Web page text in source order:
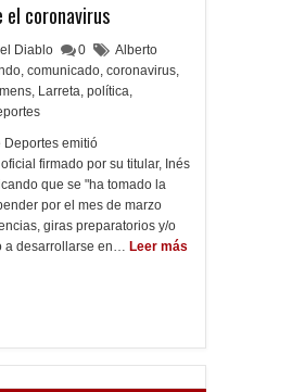
coronavirus
Diablo 0
Alberto
, comunicado, coronavirus,
, Larreta, política,
Deportes emitió
firmado por su titular, Inés
que se "ha tomado la
por el mes de marzo
giras preparatorios y/o
a desarrollarse en… Leer más